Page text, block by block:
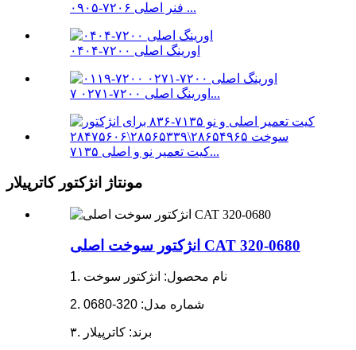
فنر اصلی ۷۲۰۶-۰۹۰۵ ...
اورینگ اصلی ۷۲۰۰-۰۴۰۴
اورینگ اصلی ۷۲۰۰-۰۲۷۱ ۷...
کیت تعمیر نو و اصلی ۷۱۳۵...
مونتاژ انژکتور کاترپیلار
انژکتور سوخت اصلی CAT 320-0680
1. نام محصول: انژکتور سوخت
2. شماره مدل: 320-0680
۳. برند: کاترپیلار